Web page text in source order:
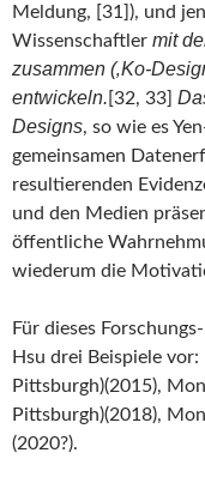
Meldung, [31]), und
Wissenschaftler mit
zusammen (‚Ko-
entwickeln. [32, 33]
Designs, so wie es
gemeinsamen
resultierenden
und den Medien
öffentliche
wiederum die
Für dieses
Hsu drei Beispiele
Pittsburgh)(2015),
Pittsburgh)(2018),
(2020?).